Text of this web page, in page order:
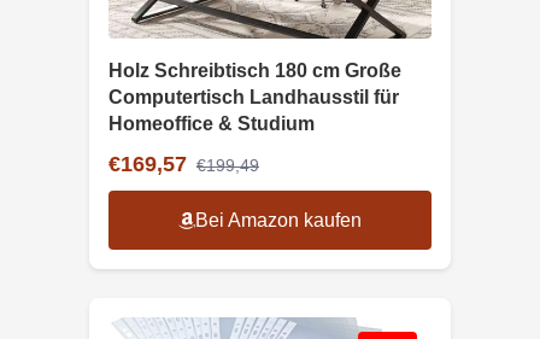
Holz Schreibtisch 180 cm Große
Computertisch Landhausstil für
Homeoffice & Studium
€169,57 €199,49
Bei Amazon kaufen